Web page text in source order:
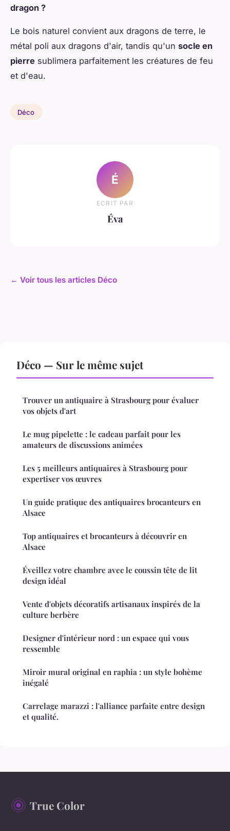
dragon ?
Le bois naturel convient aux dragons de terre, le
métal poli aux dragons d'air, tandis qu'un socle en
pierre sublimera parfaitement les créatures de feu
et d'eau.
Déco
É
ECRIT PAR
Éva
← Voir tous les articles Déco
Déco — Sur le même sujet
Trouver un antiquaire à Strasbourg pour évaluer
vos objets d'art
Le mug pipelette : le cadeau parfait pour les
amateurs de discussions animées
Les 5 meilleurs antiquaires à Strasbourg pour
expertiser vos œuvres
Un guide pratique des antiquaires brocanteurs en
Alsace
Top antiquaires et brocanteurs à découvrir en
Alsace
Éveillez votre chambre avec le coussin tête de lit
design idéal
Vente d'objets décoratifs artisanaux inspirés de la
culture berbère
Designer d'intérieur nord : un espace qui vous
ressemble
Miroir mural original en raphia : un style bohème
inégalé
Carrelage marazzi : l'alliance parfaite entre design
et qualité.
True Color